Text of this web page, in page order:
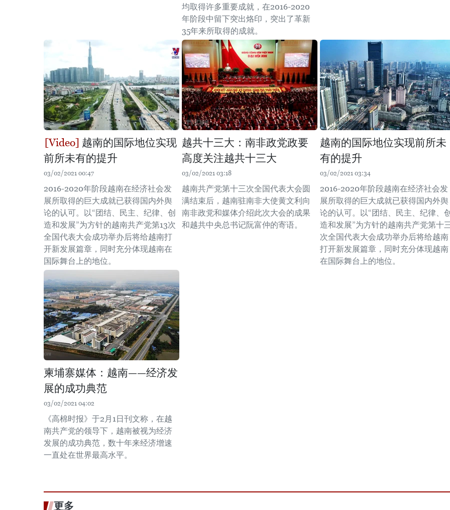
均取得许多重要成就，在2016-2020
年阶段中留下突出烙印，突出了革新
35年来所取得的成就。
越南的国际地位实现
前所未有的提升
03/02/2021 00:47
2016-2020年阶段越南在经济社会发
展所取得的巨大成就已获得国内外舆
论的认可。以“团结、民主、纪律、创
造和发展”为方针的越南共产党第13次
全国代表大会成功举办后将给越南打
开新发展篇章，同时充分体现越南在
国际舞台上的地位。
越共十三大：南非政党政要
高度关注越共十三大
03/02/2021 03:18
越南共产党第十三次全国代表大会圆
满结束后，越南驻南非大使黄文利向
南非政党和媒体介绍此次大会的成果
和越共中央总书记阮富仲的寄语。
越南的国际地位实现前所未
有的提升
03/02/2021 03:34
2016-2020年阶段越南在经济社会发
展所取得的巨大成就已获得国内外舆
论的认可。以“团结、民主、纪律、
造和发展”为方针的越南共产党第十
次全国代表大会成功举办后将给越南
打开新发展篇章，同时充分体现越南
在国际舞台上的地位。
柬埔寨媒体：越南——经济发
展的成功典范
03/02/2021 04:02
《高棉时报》于2月1日刊文称，在越
南共产党的领导下，越南被视为经济
发展的成功典范，数十年来经济增速
一直处在世界最高水平。
更多